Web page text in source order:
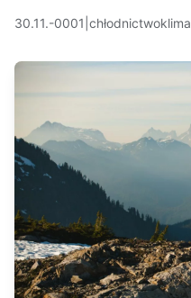
30.11.-0001 chłodnictwoklima